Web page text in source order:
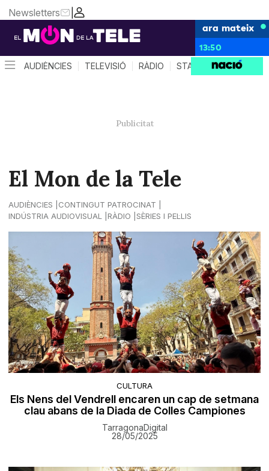
|
Newsletters
ara mateix
13:50
AUDIÈNCIES TELEVISIÓ RÀDIO STAR SYSTEM
El Mon de la Tele
AUDIÈNCIES
CONTINGUT PATROCINAT
INDÚSTRIA AUDIOVISUAL
RÀDIO SÈRIES I PEL·LIS
CULTURA
Els Nens del Vendrell encaren un cap de setmana
clau abans de la Diada de Colles Campiones
TarragonaDigital
28/05/2025